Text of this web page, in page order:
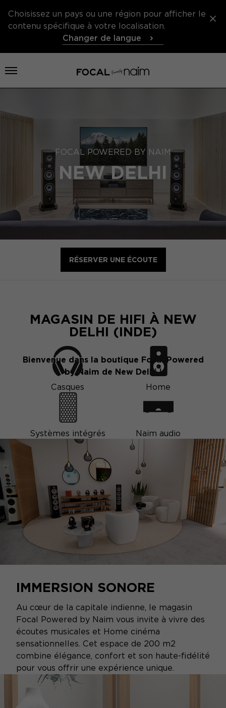
Choisissez un pays ou une région pour afficher le
contenu spécifique à votre localisation.
Changer de langue
Ouvrir le menu
FOCAL POWERED BY NAIM
NEW DELHI
RÉSERVER UNE ÉCOUTE
MAGASIN DE HIFI À NEW
DELHI (INDE)
Bienvenue dans la boutique Focal Powered
by Naim de New Delhi !
Casques
Home
Systèmes intégrés Naim audio
IMMERSION SONORE
Au cœur de la capitale indienne, le magasin
Focal Powered by Naim vous invite à vivre des
écoutes musicales et Home cinéma
sensationnelles. Cet espace de 200 m2
combine élégance, confort et son haute-fidélité
pour vous offrir une expérience unique.